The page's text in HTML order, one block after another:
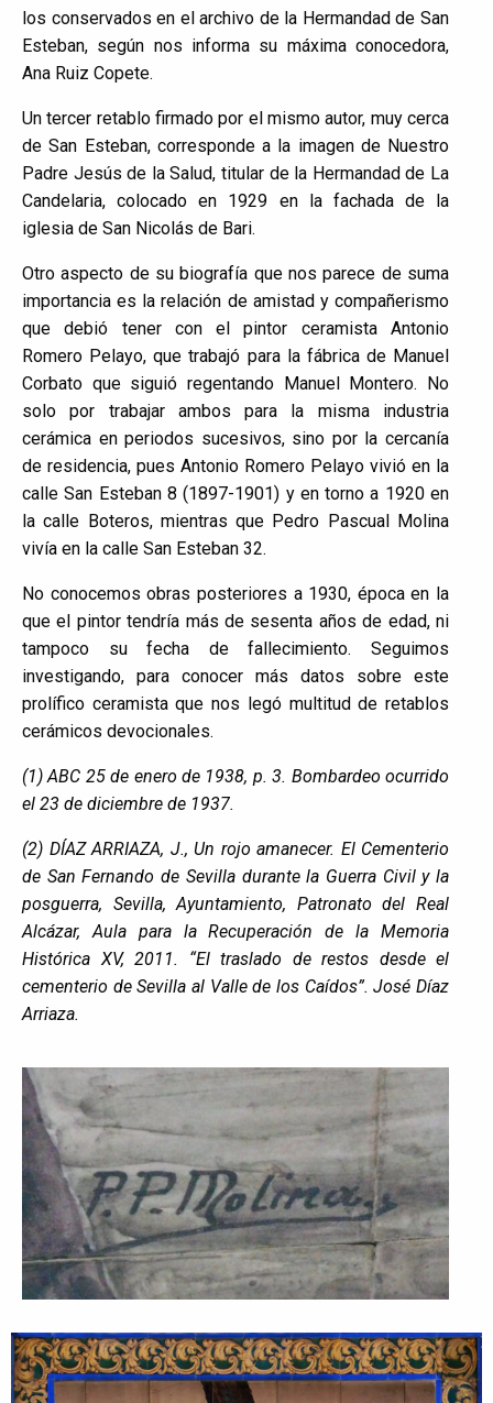
los conservados en el archivo de la Hermandad de San
Esteban, según nos informa su máxima conocedora,
Ana Ruiz Copete.
Un tercer retablo firmado por el mismo autor, muy cerca
de San Esteban, corresponde a la imagen de Nuestro
Padre Jesús de la Salud, titular de la Hermandad de La
Candelaria, colocado en 1929 en la fachada de la
iglesia de San Nicolás de Bari.
Otro aspecto de su biografía que nos parece de suma
importancia es la relación de amistad y compañerismo
que debió tener con el pintor ceramista Antonio
Romero Pelayo, que trabajó para la fábrica de Manuel
Corbato que siguió regentando Manuel Montero. No
solo por trabajar ambos para la misma industria
cerámica en periodos sucesivos, sino por la cercanía
de residencia, pues Antonio Romero Pelayo vivió en la
calle San Esteban 8 (1897-1901) y en torno a 1920 en
la calle Boteros, mientras que Pedro Pascual Molina
vivía en la calle San Esteban 32.
No conocemos obras posteriores a 1930, época en la
que el pintor tendría más de sesenta años de edad, ni
tampoco su fecha de fallecimiento. Seguimos
investigando, para conocer más datos sobre este
prolífico ceramista que nos legó multitud de retablos
cerámicos devocionales.
(1) ABC 25 de enero de 1938, p. 3. Bombardeo ocurrido
el 23 de diciembre de 1937.
(2) DÍAZ ARRIAZA, J., Un rojo amanecer. El Cementerio
de San Fernando de Sevilla durante la Guerra Civil y la
posguerra, Sevilla, Ayuntamiento, Patronato del Real
Alcázar, Aula para la Recuperación de la Memoria
Histórica XV, 2011. “El traslado de restos desde el
cementerio de Sevilla al Valle de los Caídos”. José Díaz
Arriaza.